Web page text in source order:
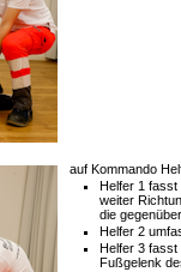
auf Kommando
Helfer 1
weiter
die
Helfer 2
Helfer 3
Fußgelenk